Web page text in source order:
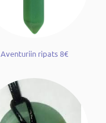
Aventuriin ripats 8€